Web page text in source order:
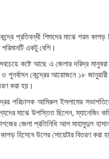
প্রতিবন্ধী শিশুদের মাঝে গরম
একটু বেশি।
কষ্টে আছে এ জেলার দরিদ্র
কেন্দ্রের আয়োজনে ১৮
করা হয়।
পরিচালক আমিরুল ইসলামের
মাঝে উপস্তিত ছিলেন, ম্যানেজিং
জেলা প্রতিনিধি আল মাহামুদুল
হিসেবে উলের সোয়েটার বিতরণ করা